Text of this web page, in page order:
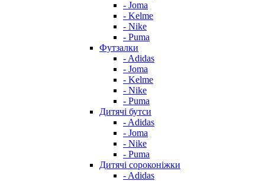
- Joma
- Kelme
- Nike
- Puma
Футзалки
- Adidas
- Joma
- Kelme
- Nike
- Puma
Дитячі бутси
- Adidas
- Joma
- Nike
- Puma
Дитячі сороконіжки
- Adidas